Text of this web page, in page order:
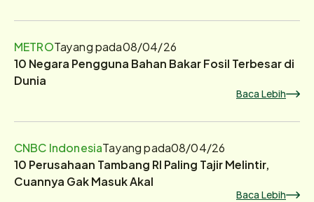
METROTayang pada08/04/26
10 Negara Pengguna Bahan Bakar Fosil Terbesar di
Dunia
Baca Lebih
CNBC IndonesiaTayang pada08/04/26
10 Perusahaan Tambang RI Paling Tajir Melintir,
Cuannya Gak Masuk Akal
Baca Lebih